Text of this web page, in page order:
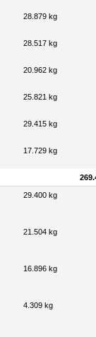
28.879 kg
28.517 kg
20.962 kg
25.821 kg
29.415 kg
17.729 kg
29.400 kg
21.504 kg
16.896 kg
4.309 kg